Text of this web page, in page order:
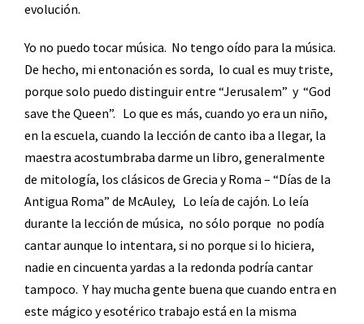
evolución.
Yo no puedo tocar música. No tengo oído para la música.
De hecho, mi entonación es sorda, lo cual es muy triste,
porque solo puedo distinguir entre “Jerusalem” y “God
save the Queen”. Lo que es más, cuando yo era un niño,
en la escuela, cuando la lección de canto iba a llegar, la
maestra acostumbraba darme un libro, generalmente
de mitología, los clásicos de Grecia y Roma – “Días de la
Antigua Roma” de McAuley, Lo leía de cajón. Lo leía
durante la lección de música, no sólo porque no podía
cantar aunque lo intentara, si no porque si lo hiciera,
nadie en cincuenta yardas a la redonda podría cantar
tampoco. Y hay mucha gente buena que cuando entra en
este mágico y esotérico trabajo está en la misma